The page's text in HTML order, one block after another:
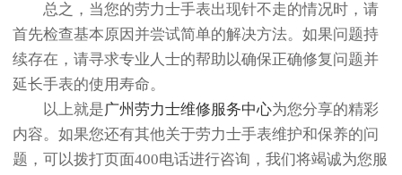
总之，当您的劳力士手表出现针不走的情况时，请
首先检查基本原因并尝试简单的解决方法。如果问题持
续存在，请寻求专业人士的帮助以确保正确修复问题并
延长手表的使用寿命。
以上就是广州劳力士维修服务中心为您分享的精彩
内容。如果您还有其他关于劳力士手表维护和保养的问
题，可以拨打页面400电话进行咨询，我们将竭诚为您服